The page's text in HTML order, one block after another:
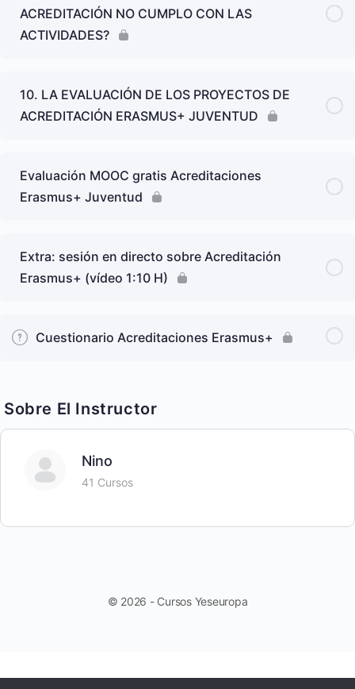
ACREDITACIÓN NO CUMPLO CON LAS
ACTIVIDADES?
10. LA EVALUACIÓN DE LOS PROYECTOS DE
ACREDITACIÓN ERASMUS+ JUVENTUD
Evaluación MOOC gratis Acreditaciones
Erasmus+ Juventud
Extra: sesión en directo sobre Acreditación
Erasmus+ (vídeo 1:10 H)
Cuestionario Acreditaciones Erasmus+
Sobre El Instructor
Nino
41 Cursos
© 2026 - Cursos Yeseuropa